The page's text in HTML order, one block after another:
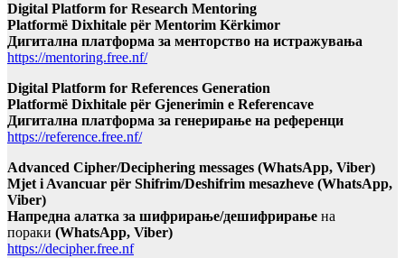
Digital Platform for Research Mentoring
Platformë Dixhitale për Mentorim Kërkimor
Дигитална платформа за менторство на истражувања
https://mentoring.free.nf/
Digital Platform for References Generation
Platformë Dixhitale për Gjenerimin e Referencave
Дигитална платформа за генерирање на референци
https://reference.free.nf/
Advanced Cipher/Deciphering messages (WhatsApp, Viber)
Mjet i Avancuar për Shifrim/Deshifrim mesazheve (WhatsApp,
Viber)
Напредна алатка за шифрирање/дешифрирање на
пораки (WhatsApp, Viber)
https://decipher.free.nf